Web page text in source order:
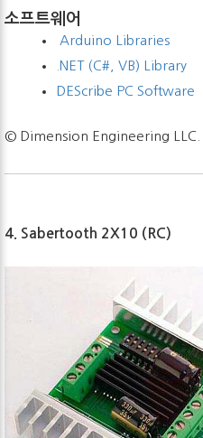
소프트웨어
Arduino Libraries
.NET (C#, VB) Library
DEScribe PC Software
© Dimension Engineering LLC.
4. Sabertooth 2X10 (RC)